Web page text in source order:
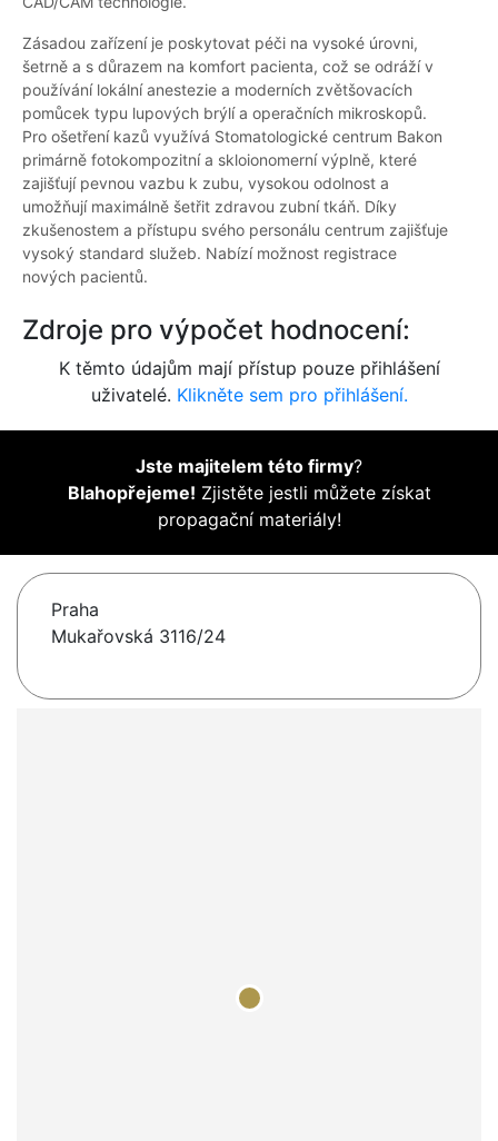
Zásadou zařízení je poskytovat péči na vysoké úrovni,
šetrně a s důrazem na komfort pacienta, což se odráží v
používání lokální anestezie a moderních zvětšovacích
pomůcek typu lupových brýlí a operačních mikroskopů.
Pro ošetření kazů využívá Stomatologické centrum Bakon
primárně fotokompozitní a skloionomerní výplně, které
zajišťují pevnou vazbu k zubu, vysokou odolnost a
umožňují maximálně šetřit zdravou zubní tkáň. Díky
zkušenostem a přístupu svého personálu centrum zajišťuje
vysoký standard služeb. Nabízí možnost registrace
nových pacientů.
Zdroje pro výpočet hodnocení:
K těmto údajům mají přístup pouze přihlášení
uživatelé. Klikněte sem pro přihlášení.
Jste majitelem této firmy?
Blahopřejeme! Zjistěte jestli můžete získat
propagační materiály!
Praha
Mukařovská 3116/24